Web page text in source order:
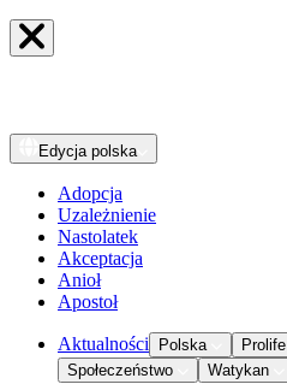
Edycja polska
Adopcja
Uzależnienie
Nastolatek
Akceptacja
Anioł
Apostoł
Aktualności Polska Prolife
Społeczeństwo
Watykan